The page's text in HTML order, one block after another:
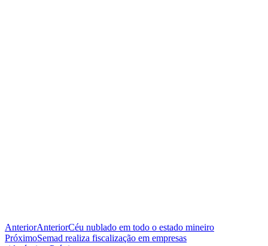
AnteriorAnteriorCéu nublado em todo o estado mineiro
PróximoSemad realiza fiscalização em empresas